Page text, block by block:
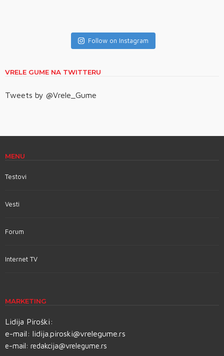
Follow on Instagram
VRELE GUME NA TWITTERU
Tweets by @Vrele_Gume
MENU
Testovi
Vesti
Forum
Internet TV
MARKETING
Lidija Piroški:
e-mail: lidija.piroski@vrelegume.rs
e-mail: redakcija@vrelegume.rs